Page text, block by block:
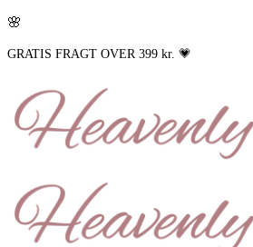
🌸
GRATIS FRAGT OVER 399 kr. 💗